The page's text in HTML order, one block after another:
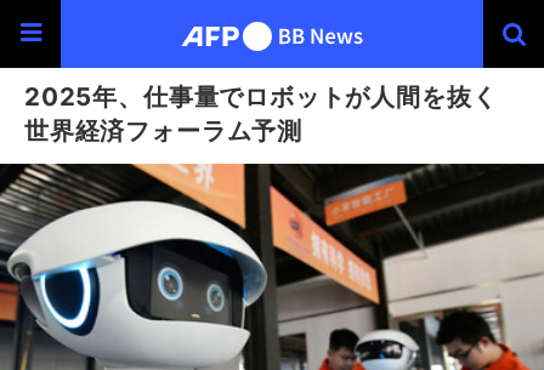
2025年、仕事量でロボットが人間を抜く
世界経済フォーラム予測